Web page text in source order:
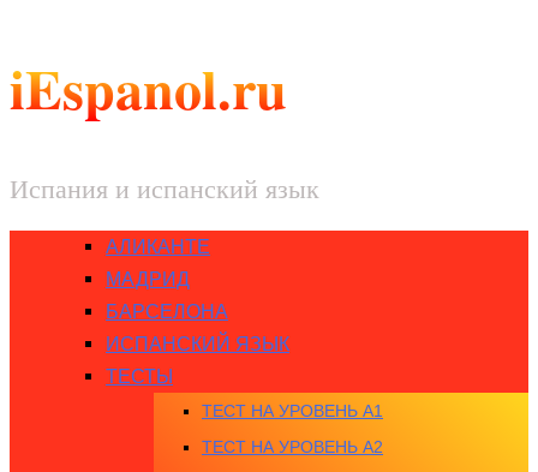
iEspanol.ru
Испания и испанский язык
АЛИКАНТЕ
МАДРИД
БАРСЕЛОНА
ИСПАНСКИЙ ЯЗЫК
ТЕСТЫ
ТЕСТ НА УРОВЕНЬ A1
ТЕСТ НА УРОВЕНЬ A2